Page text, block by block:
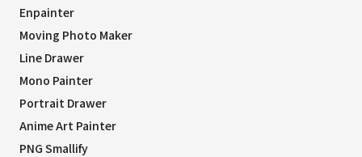
Enpainter
Moving Photo Maker
Line Drawer
Mono Painter
Portrait Drawer
Anime Art Painter
PNG Smallify